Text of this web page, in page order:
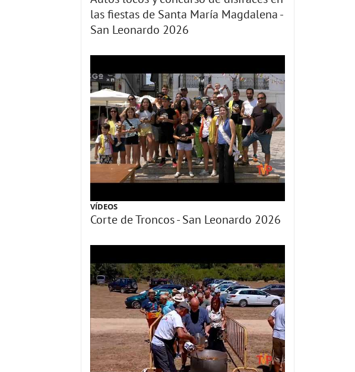
las fiestas de Santa María Magdalena -
San Leonardo 2026
VÍDEOS
Corte de Troncos - San Leonardo 2026